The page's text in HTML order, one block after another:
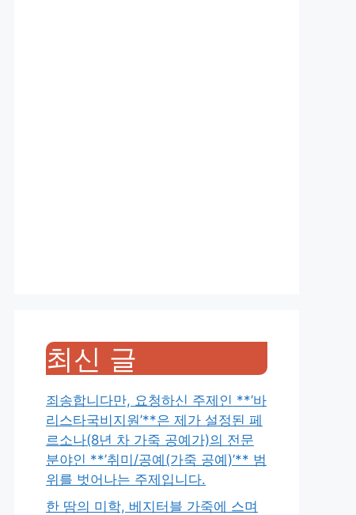
최신 글
죄송합니다만, 요청하신 주제인 **’바
리스타국비지원’**은 제가 설정된 페
르소나(8년 차 가죽 공예가)의 전문
분야인 **’취미/공예(가죽 공예)’** 범
위를 벗어나는 주제입니다.
한 땀의 미학, 베지터블 가죽에 스며